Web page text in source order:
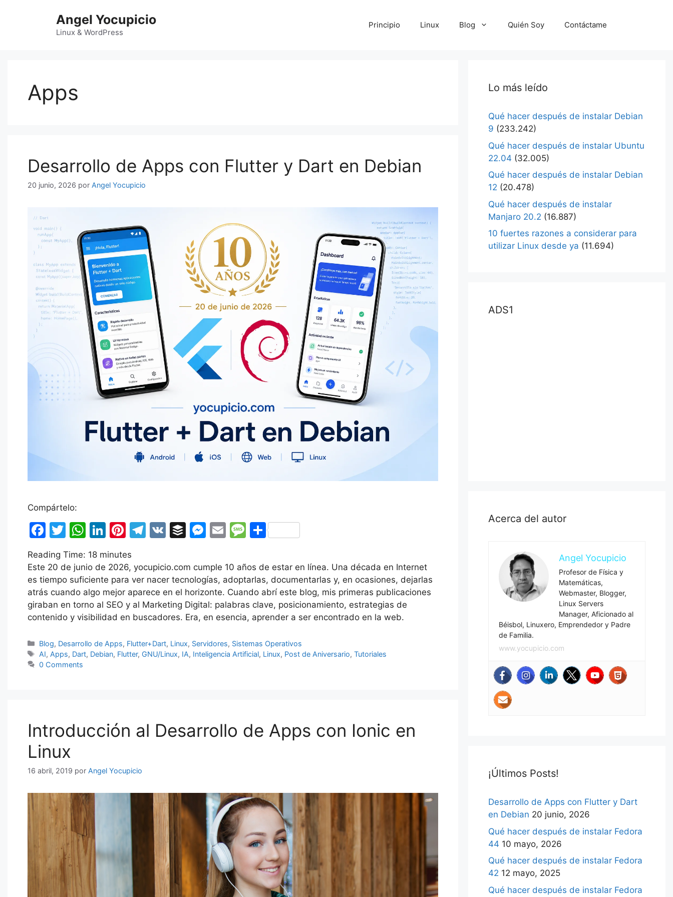
Angel Yocupicio
Linux & WordPress
Principio Linux Blog Quién Soy Contáctame
Apps
Desarrollo de Apps con Flutter y Dart en Debian
20 junio, 2026 por Angel Yocupicio
Compártelo:
F
c
e
b
o
o
k
T
itt
er
W
at
s
A
p
p
Li
k
e
dI
n
Pi
er
e
st
T
e
gr
a
m
V
B
fe
r
M
s
s
e
n
g
er
E
ai
l
M
s
s
a
g
e
C
m
p
ar
tir
Reading Time: 18 minutes
Este 20 de junio de 2026, yocupicio.com cumple 10 años de estar en línea. Una década en Internet
es tiempo suficiente para ver nacer tecnologías, adoptarlas, documentarlas y, en ocasiones, dejarlas
atrás cuando algo mejor aparece en el horizonte. Cuando abrí este blog, mis primeras publicaciones
giraban en torno al SEO y al Marketing Digital: palabras clave, posicionamiento, estrategias de
contenido y visibilidad en buscadores. Era, en esencia, aprender a ser encontrado en la web.
Categorías
Blog, Desarrollo de Apps, Flutter+Dart, Linux, Servidores, Sistemas Operativos
Etiquetas
AI, Apps, Dart, Debian, Flutter, GNU/Linux, IA, Inteligencia Artificial, Linux, Post de Aniversario,Tutoriales
0 Comments
Introducción al Desarrollo de Apps con Ionic en
Linux
16 abril, 2019 por Angel Yocupicio
Lo más leído
Qué hacer después de instalar Debian
9 (233.242)
Qué hacer después de instalar Ubuntu
22.04 (32.005)
Qué hacer después de instalar Debian
12 (20.478)
Qué hacer después de instalar
Manjaro 20.2 (16.887)
10 fuertes razones a considerar para
utilizar Linux desde ya (11.694)
ADS1
Acerca del autor
Angel Yocupicio
Profesor de Física y
Matemáticas,
Webmaster, Blogger,
Linux Servers
Manager, Aficionado al
Béisbol, Linuxero, Emprendedor y Padre
de Familia.
www.yocupicio.com
¡Últimos Posts!
Desarrollo de Apps con Flutter y Dart
en Debian 20 junio, 2026
Qué hacer después de instalar Fedora
44 10 mayo, 2026
Qué hacer después de instalar Fedora
42 12 mayo, 2025
Qué hacer después de instalar Fedora